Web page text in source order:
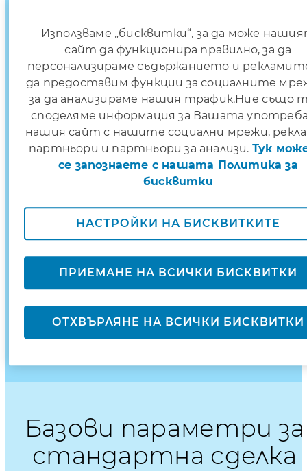
Без скрити такси
Качествено и професионално
Бързо разглеждане на исканията за
Индивидуален подход и персонални
консултации
Погасителен план, съобразен със
спецификата на Вашия бизнес
лизинг е ЗАД Алианц България
Без допълнителни обезпечения
Възможност за разсрочено плащане
Базови параметри за
стандартна сделка
Използваме „бисквитки“, за да може
сайт да функционира правилно, за да
персонализираме съдържанието и
да предоставим функции за социалните
за да анализираме нашия трафик.Ние също
споделяме информация за Вашата
нашия сайт с нашите социални мрежи,
партньори и партньори за анализи. Тук
се запознаете с нашата Политика за
бисквитки
НАСТРОЙКИ НА БИСКВИТКИТЕ
ОТХВЪРЛЯНЕ НА ВСИЧКИ БИСКВИТКИ
ПРИЕМАНЕ НА ВСИЧКИ БИСКВИТКИ